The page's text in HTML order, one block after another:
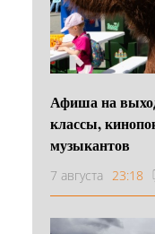
Афиша на
классы,
музыкантов
7 августа 23:18